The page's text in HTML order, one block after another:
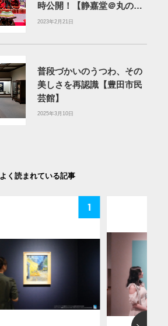
時公開！【静嘉堂＠丸の
内】
2023年2月21日
普段づかいのうつわ、その
美しさを再認識【豊田市民
芸館】
2025年3月10日
よく読まれている記事
1